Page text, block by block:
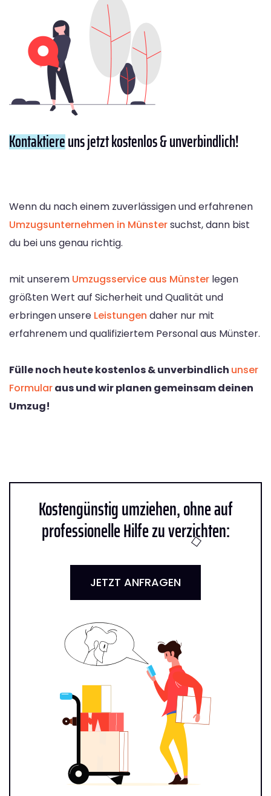
Kontaktiereuns jetzt kostenlos & unverbindlich!
Wenn du nach einem zuverlässigen und erfahrenen
Umzugsunternehmen in Münstersuchst, dann bist
du bei uns genau richtig.
mit unserem Umzugsservice aus Münster legen
größten Wert auf Sicherheit und Qualität und
erbringen unsere Leistungen daher nur mit
erfahrenem und qualifiziertem Personal aus Münster.
Fülle noch heute kostenlos & unverbindlich unser
Formularaus und wir planen gemeinsam deinen
Umzug!
Kostengünstig umziehen, ohne auf
professionelle Hilfe zu verzichten:
JETZT ANFRAGEN